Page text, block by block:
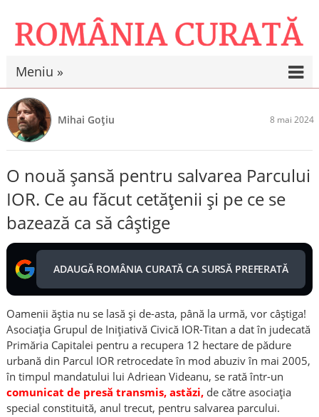
Meniu »
Mihai Goțiu 8 mai 2024
O nouă șansă pentru salvarea Parcului
IOR. Ce au făcut cetățenii și pe ce se
bazează ca să câștige
ADAUGĂ ROMÂNIA CURATĂ CA SURSĂ PREFERATĂ
Oamenii ăștia nu se lasă și de-asta, până la urmă, vor câștiga!
Asociația Grupul de Inițiativă Civică IOR-Titan a dat în judecată
Primăria Capitalei pentru a recupera 12 hectare de pădure
urbană din Parcul IOR retrocedate în mod abuziv în mai 2005,
în timpul mandatului lui Adriean Videanu, se rată într-un
comunicat de presă transmis, astăzi,de către asociația
special constituită, anul trecut, pentru salvarea parcului.